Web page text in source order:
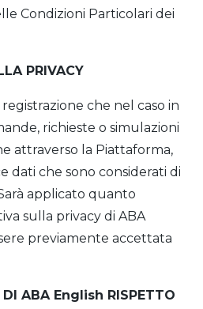
Condizioni Particolari dei
PRIVACY
che nel caso in
richieste o simulazioni
attraverso la Piattaforma,
dati che sono considerati di
applicato quanto
sulla privacy di ABA
previamente accettata
DI ABA English RISPETTO